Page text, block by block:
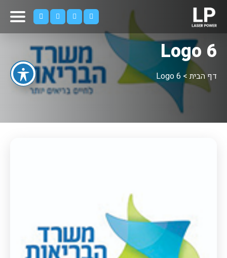
Logo 6
דף הבית>
Logo 6